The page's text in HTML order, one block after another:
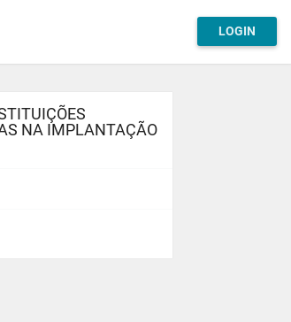
LOGIN
NA IMPLANTAÇÃO